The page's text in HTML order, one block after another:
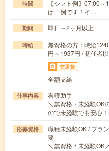
時間
【シフト例】07:00
は一例です！そ…
期間 即日～2ヶ月以上
時給
無資格の方：時給
円～1937円 / 初任者
交通費
全額支給
仕事内容
看護助手
＼無資格・未経験OK
ので未経験でも安心
応募資格
職種未経験OK / ブラ
要
＼無資格＊未経験